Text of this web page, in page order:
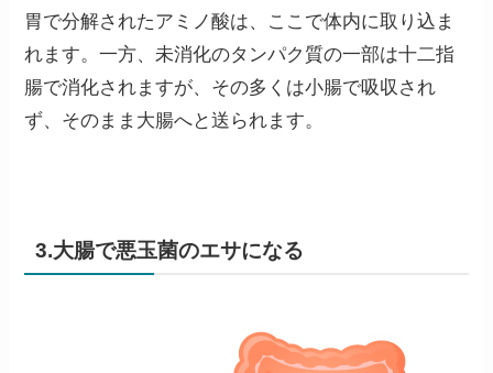
胃で分解されたアミノ酸は、ここで体内に取り込ま
れます。一方、未消化のタンパク質の一部は十二指
腸で消化されますが、その多くは小腸で吸収され
ず、 そのまま大腸へと送られます。
3.大腸で悪玉菌のエサになる